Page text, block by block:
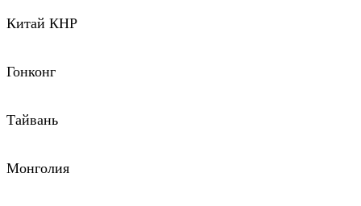
Китай КНР
Гонконг
Тайвань
Монголия